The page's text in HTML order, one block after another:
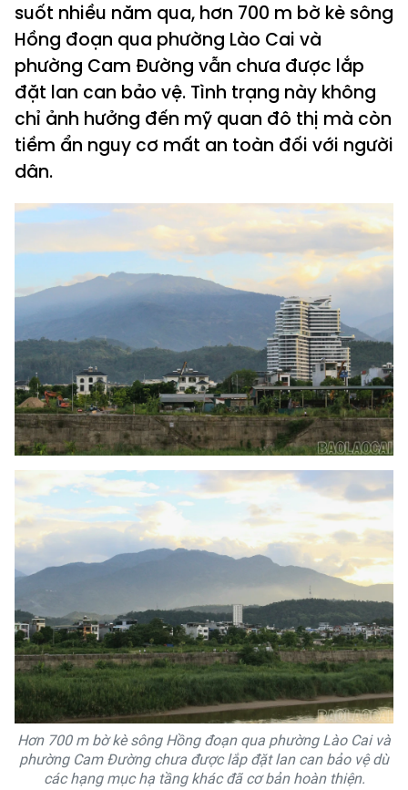
suốt nhiều năm qua, hơn 700 m bờ kè sông
Hồng đoạn qua phường Lào Cai và
phường Cam Đường vẫn chưa được lắp
đặt lan can bảo vệ. Tình trạng này không
chỉ ảnh hưởng đến mỹ quan đô thị mà còn
tiềm ẩn nguy cơ mất an toàn đối với người
dân.
Hơn 700 m bờ kè sông Hồng đoạn qua phường Lào Cai và
phường Cam Đường chưa được lắp đặt lan can bảo vệ dù
các hạng mục hạ tầng khác đã cơ bản hoàn thiện.